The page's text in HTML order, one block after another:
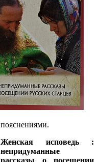
пояснениями.
Женская исповедь :
непридуманные
рассказы о посещении